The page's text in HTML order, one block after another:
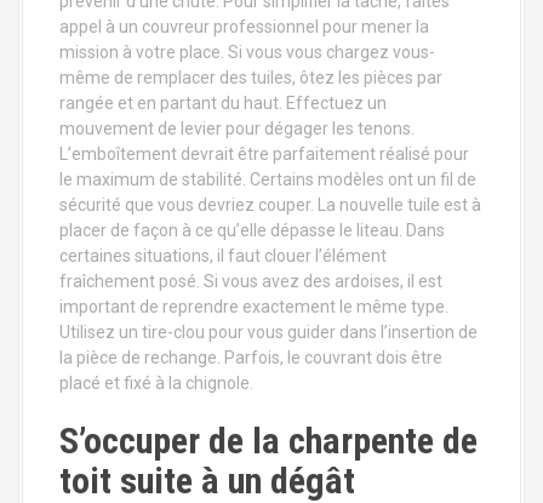
appel à un couvreur professionnel pour mener la
mission à votre place. Si vous vous chargez vous-
même de remplacer des tuiles, ôtez les pièces par
rangée et en partant du haut. Effectuez un
mouvement de levier pour dégager les tenons.
L’emboîtement devrait être parfaitement réalisé pour
le maximum de stabilité. Certains modèles ont un fil de
sécurité que vous devriez couper. La nouvelle tuile est à
placer de façon à ce qu’elle dépasse le liteau. Dans
certaines situations, il faut clouer l’élément
fraîchement posé. Si vous avez des ardoises, il est
important de reprendre exactement le même type.
Utilisez un tire-clou pour vous guider dans l’insertion de
la pièce de rechange. Parfois, le couvrant dois être
placé et fixé à la chignole.
S’occuper de la charpente de
toit suite à un dégât